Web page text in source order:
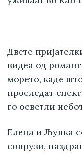
Двете
видеа од
морето, каде
проследат
го осветли
Елена и Љупка
сопрузи,